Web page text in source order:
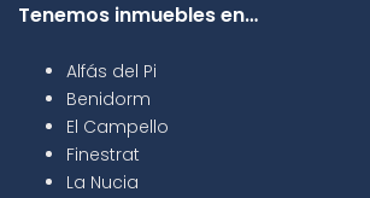
Tenemos inmuebles en…
Alfás del Pi
Benidorm
El Campello
Finestrat
La Nucia